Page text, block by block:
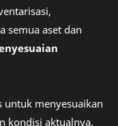
semua aset dan
untuk menyesuaikan
kondisi aktualnya.